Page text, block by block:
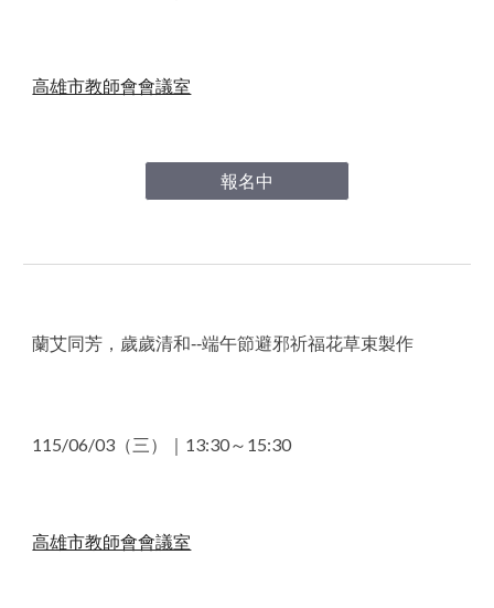
高雄市教師會會議室
報名中
蘭艾同芳，歲歲清和--端午節避邪祈福花草束製作
115/06/03 （三）｜13:30～15:30
高雄市教師會會議室